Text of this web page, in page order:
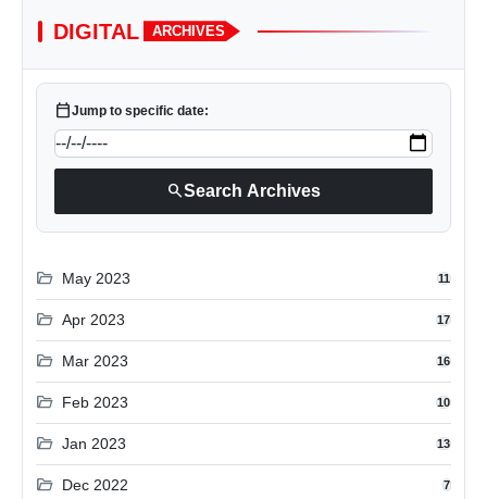
DIGITAL ARCHIVES
calendar_todayJump to specific date:
searchSearch Archives
folder_open May 2023 11
folder_open Apr 2023 17
folder_open Mar 2023 16
folder_open Feb 2023 10
folder_open Jan 2023 13
folder_open Dec 2022 7